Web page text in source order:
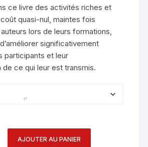
ce livre des activités riches et
quasi-nul, maintes fois
lors de leurs formations,
significativement
participants et leur
ce qui leur est transmis.
AJOUTER AU PANIER